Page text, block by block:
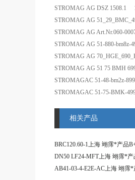
STROMAG AG DSZ 1508.1
STROMAG AG
STROMAG AG Art.Nr.060-
STROMAG AG 51-880-bm8z-
STROMAG AG
STROMAG AG 51 75 BMH
STROMAGAC 51-48-bm2z-
STROMAGAC 51-75-BMK-
相关产品